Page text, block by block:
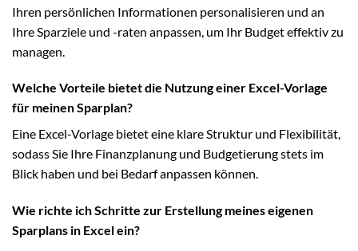
Ihren persönlichen Informationen personalisieren und an
Ihre Sparziele und -raten anpassen, um Ihr Budget effektiv zu
managen.
Welche Vorteile bietet die Nutzung einer Excel-Vorlage
für meinen Sparplan?
Eine Excel-Vorlage bietet eine klare Struktur und Flexibilität,
sodass Sie Ihre Finanzplanung und Budgetierung stets im
Blick haben und bei Bedarf anpassen können.
Wie richte ich Schritte zur Erstellung meines eigenen
Sparplans in Excel ein?